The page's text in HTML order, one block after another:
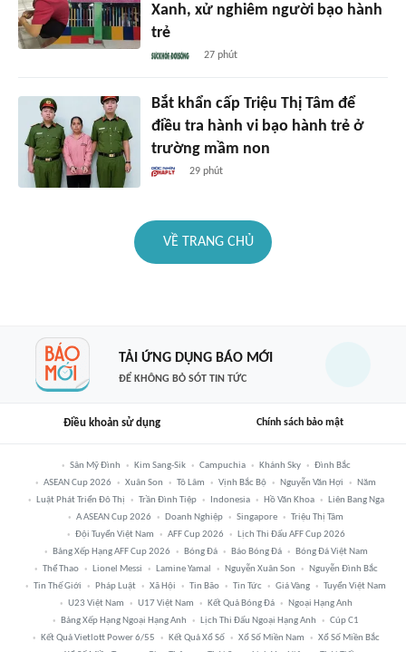
Xanh, xử nghiêm người bạo hành
trẻ
27 phút
Bắt khẩn cấp Triệu Thị Tâm để
điều tra hành vi bạo hành trẻ ở
trường mầm non
29 phút
VỀ TRANG CHỦ
TẢI ỨNG DỤNG BÁO MỚI
ĐỂ KHÔNG BỎ SÓT TIN TỨC
Điều khoản sử dụng Chính sách bảo mật
Sân Mỹ Đình Kim Sang-Sik Campuchia Khánh Sky
Đình Bắc
ASEAN Cup 2026
Xuân Son Tô Lâm Vịnh Bắc Bộ Nguyễn Văn Hợi
Năm
Luật Phát Triển Đô Thị
Trần Đình Tiệp Indonesia Hồ Văn Khoa
Liên Bang Nga
A ASEAN Cup 2026
Doanh Nghiệp Singapore
Triệu Thị Tâm
Đội Tuyển Việt Nam
AFF Cup 2026
Lịch Thi Đấu AFF Cup 2026
Bảng Xếp Hạng AFF Cup 2026
Bóng Đá Báo Bóng Đá
Bóng Đá Việt Nam
Thể Thao
Lionel Messi Lamine Yamal Nguyễn Xuân Son
Nguyễn Đình Bắc
Tin Thế Giới
Pháp Luật Xã Hội Tin Bão Tin Tức Giá Vàng
Tuyển Việt Nam
U23 Việt Nam
U17 Việt Nam Kết Quả Bóng Đá
Ngoại Hạng Anh
Bảng Xếp Hạng Ngoại Hạng Anh
Lịch Thi Đấu Ngoại Hạng Anh
Cúp C1
Kết Quả Vietlott Power 6/55
Kết Quả Xổ Số Xổ Số Miền Nam
Xổ Số Miền Bắc